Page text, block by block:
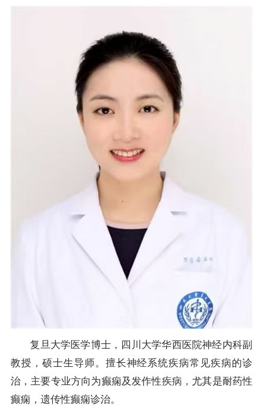
复旦大学医学博士，四川大学华西医院神经内科副
教授，硕士生导师。擅长神经系统疾病常见疾病的诊
治，主要专业方向为癫痫及发作性疾病，尤其是耐药性
癫痫，遗传性癫痫诊治。